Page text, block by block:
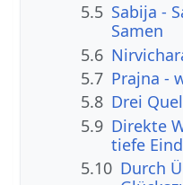
5.5 Sabija -
Samen
5.6
5.7 Prajna -
5.8 Drei
5.9 Direkte
tiefe
5.10 Durch